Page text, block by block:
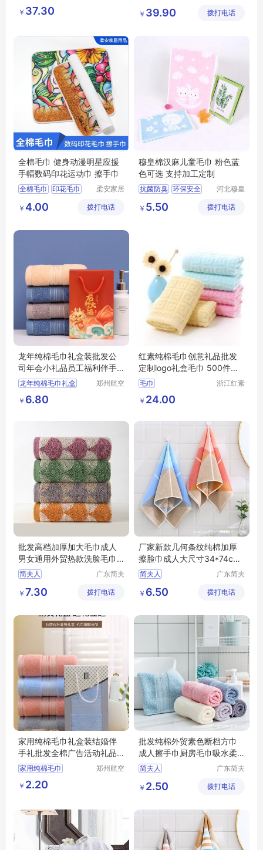
广告礼品
毛巾
促销礼品
￥ 37.30
限公司
￥ 39.90 拨打电话
全棉毛巾 健身动漫明星应援
手幅数码印花运动巾 擦手巾
全棉毛巾
印花毛巾
毛巾定制
柔安家居
通）有限
￥ 4.00 拨打电话
穆皇棉汉麻儿童毛巾 粉色蓝
色可选 支持加工定制
抗菌防臭 环保安全
汉麻毛巾
河北穆皇
造有限公
￥ 5.50 拨打电话
龙年纯棉毛巾礼盒装批发公
司年会小礼品员工福利伴手
礼定 制logo
龙年纯棉毛巾礼盒
手礼定 制logo
郑州航空
￥ 6.80
红素纯棉毛巾创意礼品批发
定制logo礼盒毛巾 500件起
订不单独零售
毛巾
浙江红素
￥ 24.00
批发高档加厚加大毛巾成人
男女通用外贸热款洗脸毛巾
纯棉
简夫人
广东简夫
限公司
￥ 7.30 拨打电话
厂家新款几何条纹纯棉加厚
擦脸巾成人大尺寸34*74cm
家庭毛巾
简夫人
广东简夫
限公司
￥ 6.50 拨打电话
家用纯棉毛巾礼盒装结婚伴
手礼批发全棉广告活动礼品
毛巾刺绣logo
家用纯棉毛巾
礼盒装结婚伴手礼
郑州航空
￥ 2.20
批发纯棉外贸素色断档方巾
成人擦手巾厨房毛巾吸水柔
软家用
简夫人
广东简夫
限公司
￥ 2.50 拨打电话